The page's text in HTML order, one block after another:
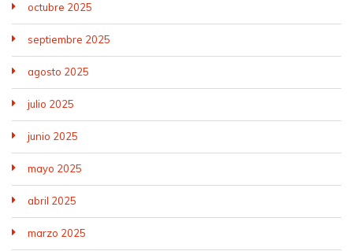
octubre 2025
septiembre 2025
agosto 2025
julio 2025
junio 2025
mayo 2025
abril 2025
marzo 2025